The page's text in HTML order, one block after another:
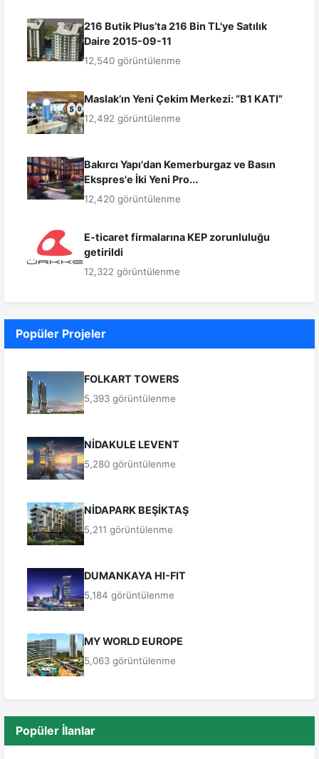
216 Butik Plus’ta 216 Bin TL'ye Satılık
Daire 2015-09-11
12,540 görüntülenme
Maslak’ın Yeni Çekim Merkezi: “B1 KATI”
12,492 görüntülenme
Bakırcı Yapı'dan Kemerburgaz ve Basın
Ekspres'e İki Yeni Pro...
12,420 görüntülenme
E-ticaret firmalarına KEP zorunluluğu
getirildi
12,322 görüntülenme
Popüler Projeler
FOLKART TOWERS
5,393 görüntülenme
NİDAKULE LEVENT
5,280 görüntülenme
NİDAPARK BEŞİKTAŞ
5,211 görüntülenme
DUMANKAYA HI-FIT
5,184 görüntülenme
MY WORLD EUROPE
5,063 görüntülenme
Popüler İlanlar